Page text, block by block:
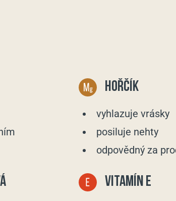
HOŘČÍK
vyhlazuje vrásky
posiluje nehty
odpovědný za
VITAMÍN E